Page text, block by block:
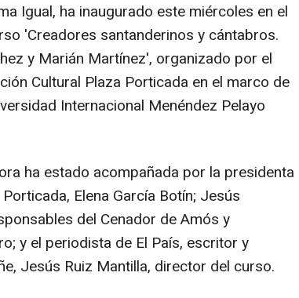
Igual, ha inaugurado este miércoles en el
'Creadores santanderinos y cántabros.
y Marián Martínez', organizado por el
Cultural Plaza Porticada en el marco de
Internacional Menéndez Pelayo
ha estado acompañada por la presidenta
Elena García Botín; Jesús
del Cenador de Amós y
y el periodista de El País, escritor y
Jesús Ruiz Mantilla, director del curso.